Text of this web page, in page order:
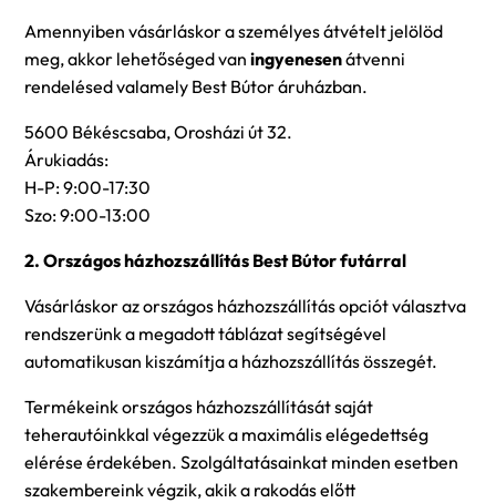
Amennyiben vásárláskor a személyes átvételt jelölöd
meg, akkor lehetőséged van ingyenesenátvenni
rendelésed valamely Best Bútor áruházban.
5600 Békéscsaba, Orosházi út 32.
Árukiadás:
H-P: 9:00-17:30
Szo: 9:00-13:00
2. Országos házhozszállítás Best Bútor futárral
Vásárláskor az országos házhozszállítás opciót választva
rendszerünk a megadott táblázat segítségével
automatikusan kiszámítja a házhozszállítás összegét.
Termékeink országos házhozszállítását saját
teherautóinkkal végezzük a maximális elégedettség
elérése érdekében. Szolgáltatásainkat minden esetben
szakembereink végzik, akik a rakodás előtt